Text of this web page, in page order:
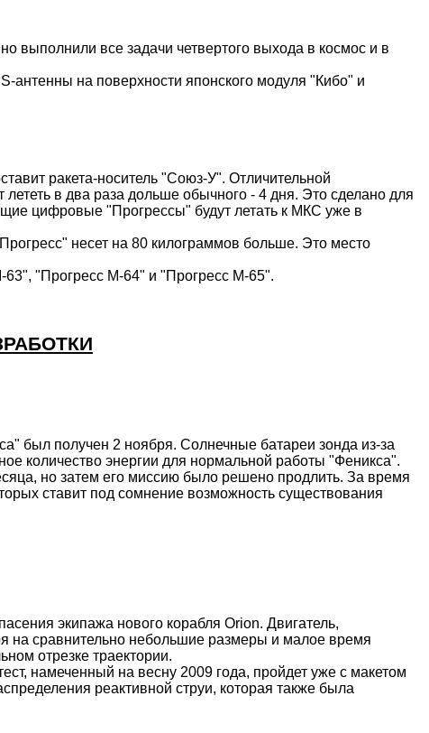
выполнили все задачи четвертого выхода в космос и в
антенны на поверхности японского модуля "Кибо" и
ракета-носитель "Союз-У". Отличительной
лететь в два раза дольше обычного - 4 дня. Это сделано для
цифровые "Прогрессы" будут летать к МКС уже в
несет на 80 килограммов больше. Это место
63", "Прогресс М-64" и "Прогресс М-65".
был получен 2 ноября. Солнечные батареи зонда из-за
количество энергии для нормальной работы "Феникса".
но затем его миссию было решено продлить. За время
ставит под сомнение возможность существования
экипажа нового корабля Orion. Двигатель,
на сравнительно небольшие размеры и малое время
отрезке траектории.
намеченный на весну 2009 года, пройдет уже с макетом
реактивной струи, которая также была